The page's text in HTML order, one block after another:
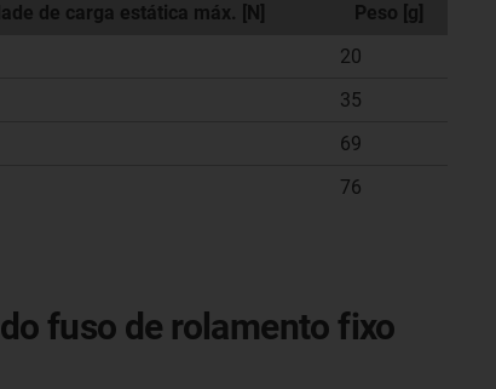
de carga estática máx. [N]
Peso [g]
20
35
69
76
fuso de rolamento fixo